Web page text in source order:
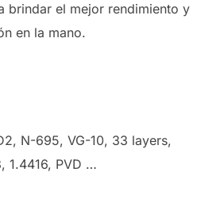
brindar el mejor rendimiento y
en la mano.
N-695, VG-10, 33 layers,
1.4416, PVD …